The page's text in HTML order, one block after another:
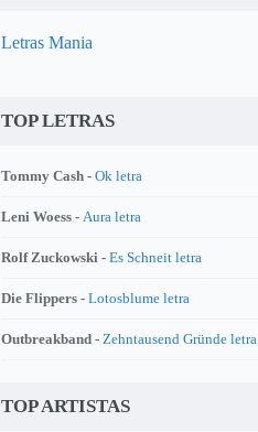
Letras Mania
TOP LETRAS
Tommy Cash - Ok letra
Leni Woess - Aura letra
Rolf Zuckowski - Es Schneit letra
Die Flippers - Lotosblume letra
Outbreakband - Zehntausend Gründe letra
TOP ARTISTAS